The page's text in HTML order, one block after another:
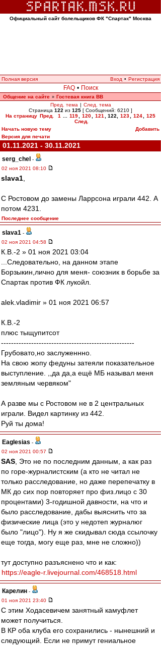
Официальный сайт болельщиков ФК "Спартак" Москва
Полная версия Вход • Регистрация
FAQ • Поиск
Общение на сайте » Гостевая книга ВВ
Пред. тема | След. тема
Страница 122 из 125 [ Сообщений: 6210 ]
На страницу Пред. 1 119 120 121 122 123 124
125
След.
Начать новую тему
Добавить
Версия для печати
01.11.2021 - 30.11.2021
serg_chel -
02 ноя 2021 08:10
slava1
С Ростовом до замены Ларрсона играли 442. А
потом 4231.
Последнее сообщение
slava1 -
02 ноя 2021 04:58
К.В.-2 » 01 ноя 2021 03:04
...Следовательно, на данном этапе
Борзыкин,лично для меня- союзник в борьбе за
Спартак против ФК лукойл.
alek.vladimir » 01 ноя 2021 06:57
К.В.-2
плюс тыщупитсот
-----------------------------------------------------
Грубовато,но заслуженнно.
На свою жопу федуны затеяли показательное
выступление. ,,да да,а ещё МБ называл меня
земляным червяком"
А разве мы с Ростовом не в 2 центральных
играли. Видел картинку из 442.
Руй ты дома!
Eaglesias -
02 ноя 2021 00:57
SAS , Это не по последним данным, а как раз
по горе-журналистским (а кто не читал не
только расследование, но даже перепечатку в
МК до сих пор повторяет про физ.лицо с 30
процентами) 3-годишной давности, на что и
было расследование, дабы выяснить что за
физические лица (это у недотеп журналюг
было "лицо"). Ну я же скидывал сюда ссылочку
еще тогда, могу еще раз, мне не сложно))
тут доступно разъяснено что и как:
https://eagle-r.livejournal.com/468518.html
Карелин -
01 ноя 2021 23:40
С этим Ходасевичем занятный камуфлет
может получиться.
В КР оба клуба его сохранились - нынешний и
следующий. Если не примут гениальное